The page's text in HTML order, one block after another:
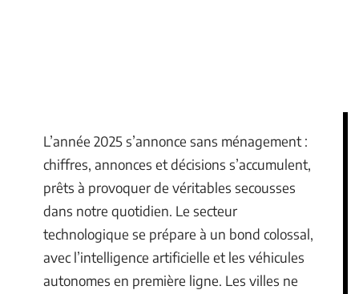
L’année 2025 s’annonce sans ménagement :
chiffres, annonces et décisions s’accumulent,
prêts à provoquer de véritables secousses
dans notre quotidien. Le secteur
technologique se prépare à un bond colossal,
avec l’intelligence artificielle et les véhicules
autonomes en première ligne. Les villes ne